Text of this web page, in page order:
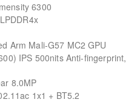
6300
Arm Mali-G57 MC2 GPU
IPS 500nits Anti-fingerprint,
8.0MP
1x1 + BT5.2